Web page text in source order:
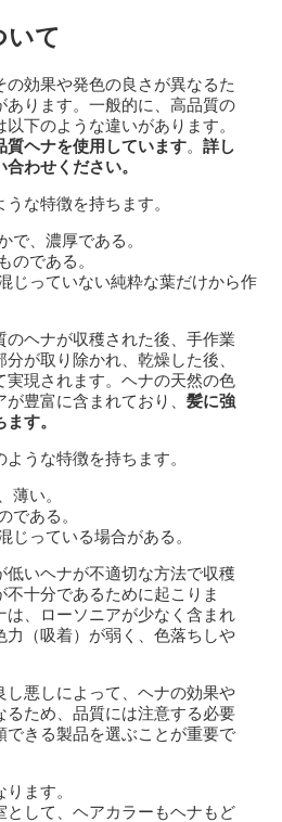
いて
効果や発色の良さが異なるた
あります。一般的に、高品質の
下のような違いがあります。
ヘナを使用しています。 詳し
わせください。
な特徴を持ちます。
で、濃厚である。
のである。
じっていない純粋な葉だけから作
のヘナが収穫された後、手作業
が取り除かれ、乾燥した後、
実現されます。ヘナの天然の色
豊富に含まれており、 髪に強
す。
うな特徴を持ちます。
薄い。
である。
じっている場合がある。
低いヘナが不適切な方法で収穫
不十分であるために起こりま
は、ローソニアが少なく含まれ
力（吸着）が弱く、色落ちしや
し悪しによって、ヘナの効果や
るため、品質には注意する必要
できる製品を選ぶことが重要で
ます。
として、ヘアカラーもヘナもど